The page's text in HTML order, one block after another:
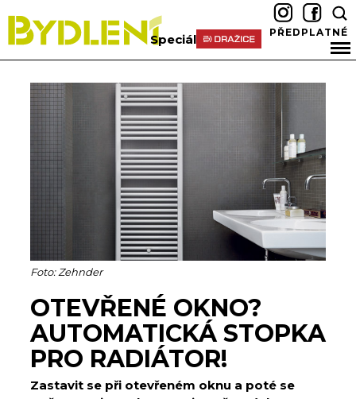
Speciál PŘEDPLATNÉ
Foto: Zehnder
OTEVŘENÉ OKNO?
AUTOMATICKÁ STOPKA
PRO RADIÁTOR!
Zastavit se při otevřeném oknu a poté se